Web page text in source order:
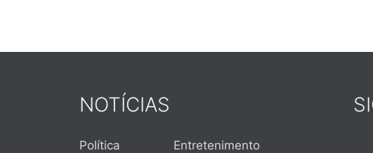
NOTÍCIAS
Política
Entretenimento